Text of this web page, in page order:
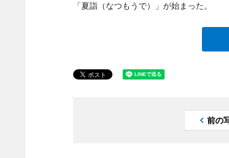
「夏詣（なつもうで）」が始まった。
前の